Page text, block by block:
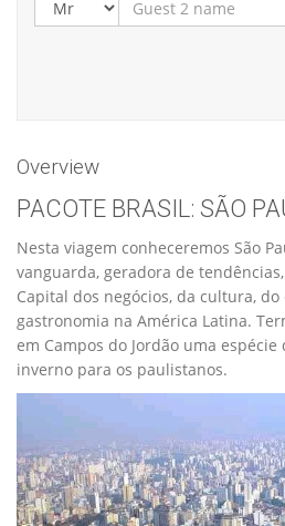
Overview
PACOTE BRASIL: SÃO
Nesta viagem conheceremos São
vanguarda, geradora de
Capital dos negócios, da cultura,
gastronomia na América Latina.
em Campos do Jordão uma
inverno para os paulistanos.